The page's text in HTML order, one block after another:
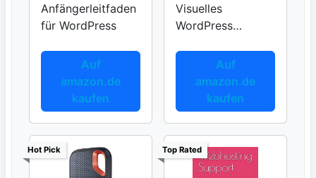
Anfängerleitfaden
für WordPress
Auf
amazon.de
kaufen
Visuelles
WordPress
Auf
amazon.de
kaufen
Hot Pick Top Rated